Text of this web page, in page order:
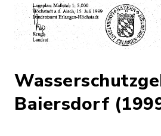
Baiersdorf